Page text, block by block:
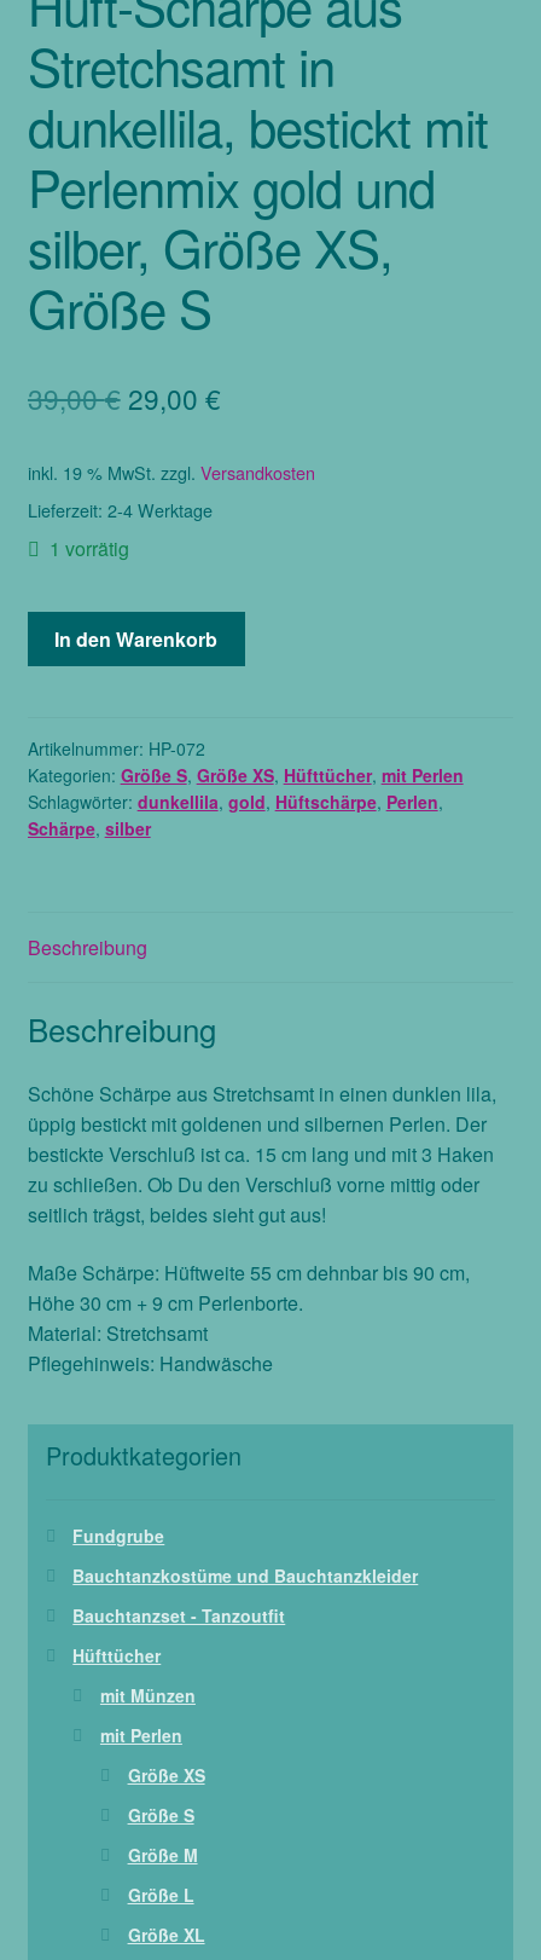
Stretchsamt in
dunkellila, bestickt mit
Perlenmix gold und
silber, Größe XS,
Größe S
39,00€ Ursprünglicher
war:
39,00 €
29,00 €Aktueller
ist:
inkl. 19 % MwSt. zzgl. Versandkosten
Lieferzeit: 2-4 Werktage
1 vorrätig
Hüft-
Schärpe
in
dunkellila,
bestickt
mit
silber,
XS,
Größe
Menge
In den Warenkorb
Artikelnummer: HP-072
Kategorien: Größe S, Größe XS, Hüfttücher, mit Perlen
Schlagwörter: dunkellila, gold, Hüftschärpe, Perlen,
Schärpe, silber
Beschreibung
Beschreibung
Schöne Schärpe aus Stretchsamt in einen dunklen lila,
üppig bestickt mit goldenen und silbernen Perlen. Der
bestickte Verschluß ist ca. 15 cm lang und mit 3 Haken
zu schließen. Ob Du den Verschluß vorne mittig oder
seitlich trägst, beides sieht gut aus!
Maße Schärpe: Hüftweite 55 cm dehnbar bis 90 cm,
Höhe 30 cm + 9 cm Perlenborte.
Material: Stretchsamt
Pflegehinweis: Handwäsche
Produktkategorien
Fundgrube
Bauchtanzkostüme und Bauchtanzkleider
Bauchtanzset - Tanzoutfit
Hüfttücher
mit Münzen
mit Perlen
Größe XS
Größe S
Größe M
Größe L
Größe XL